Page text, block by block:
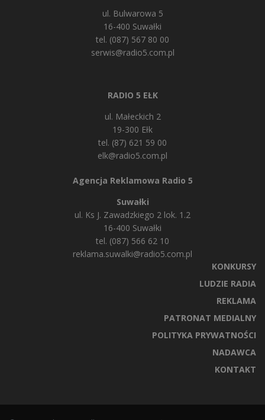
ul. Bulwarowa 5
16-400 Suwałki
tel. (087) 567 80 00
serwis@radio5.com.pl
RADIO 5 EŁK
ul. Małeckich 2
19-300 Ełk
tel. (87) 621 59 00
elk@radio5.com.pl
Agencja Reklamowa Radio 5
Suwałki
ul. Ks J. Zawadzkiego 2 lok. 1.2
16-400 Suwałki
tel. (087) 566 62 10
reklama.suwalki@radio5.com.pl
KONKURSY
LUDZIE RADIA
REKLAMA
PATRONAT MEDIALNY
POLITYKA PRYWATNOŚCI
NADAWCA
KONTAKT